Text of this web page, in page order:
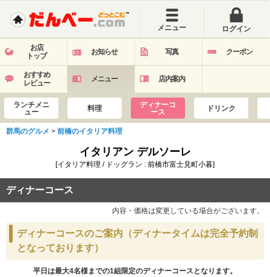
メニュー ログイン
お店
トップ
お知らせ 写真 クーポン
おすすめ
レビュー
メニュー 店内案内
ランチメニ
ュー
料理
ディナーコ
ース
ドリンク
群馬のグルメ > 前橋のイタリア料理
イタリアン デルソーレ
[イタリア料理 / ドッグラン : 前橋市富士見町小暮]
ディナーコース
内容・価格は変更している場合がございます。
ディナーコースのご案内（ディナータイムは完全予約制
となっております）
平日は最大4名様までの1組限定のディナーコースとなります。